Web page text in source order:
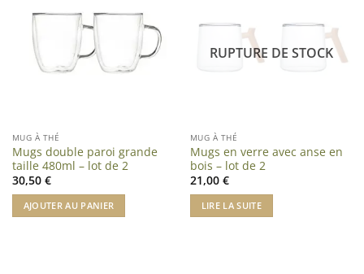
MUG À THÉ
Mugs double paroi grande
taille 480ml – lot de 2
30,50 €
AJOUTER AU PANIER
RUPTURE DE STOCK
MUG À THÉ
Mugs en verre avec anse en
bois – lot de 2
21,00 €
LIRE LA SUITE